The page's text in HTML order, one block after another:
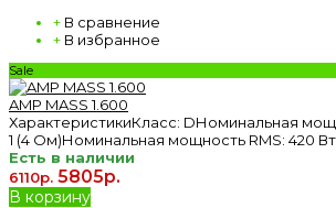
+ В сравнение
+ В избранное
Sale
AMP MASS 1.600
ХарактеристикиКласс: DНоминальная
1 (4 Ом)Номинальная мощность RMS: 420 Вт
Есть в наличии
6110р. 5805р.
В корзину